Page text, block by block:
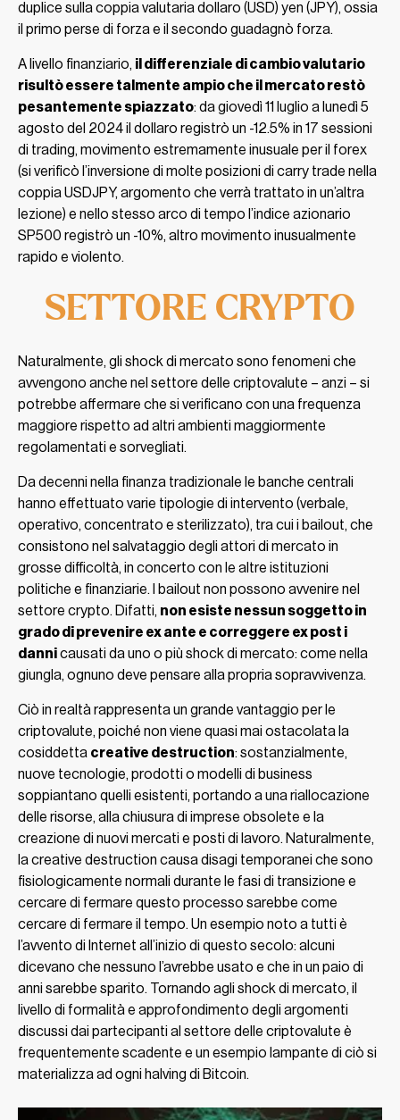
duplice sulla coppia valutaria dollaro (USD) yen (JPY), ossia
il primo perse di forza e il secondo guadagnò forza.
A livello finanziario, il differenziale di cambio valutario
risultò essere talmente ampio che il mercato restò
pesantemente spiazzato: da giovedì 11 luglio a lunedì 5
agosto del 2024 il dollaro registrò un -12.5% in 17 sessioni
di trading, movimento estremamente inusuale per il forex
(si verificò l’inversione di molte posizioni di carry trade nella
coppia USDJPY, argomento che verrà trattato in un’altra
lezione) e nello stesso arco di tempo l’indice azionario
SP500 registrò un -10%, altro movimento inusualmente
rapido e violento.
SETTORE CRYPTO
Naturalmente, gli shock di mercato sono fenomeni che
avvengono anche nel settore delle criptovalute – anzi – si
potrebbe affermare che si verificano con una frequenza
maggiore rispetto ad altri ambienti maggiormente
regolamentati e sorvegliati.
Da decenni nella finanza tradizionale le banche centrali
hanno effettuato varie tipologie di intervento (verbale,
operativo, concentrato e sterilizzato), tra cui i bailout, che
consistono nel salvataggio degli attori di mercato in
grosse difficoltà, in concerto con le altre istituzioni
politiche e finanziarie. I bailout non possono avvenire nel
settore crypto. Difatti, non esiste nessun soggetto in
grado di prevenire ex ante e correggere ex post i
dannicausati da uno o più shock di mercato: come nella
giungla, ognuno deve pensare alla propria sopravvivenza.
Ciò in realtà rappresenta un grande vantaggio per le
criptovalute, poiché non viene quasi mai ostacolata la
cosiddetta creative destruction: sostanzialmente,
nuove tecnologie, prodotti o modelli di business
soppiantano quelli esistenti, portando a una riallocazione
delle risorse, alla chiusura di imprese obsolete e la
creazione di nuovi mercati e posti di lavoro. Naturalmente,
la creative destruction causa disagi temporanei che sono
fisiologicamente normali durante le fasi di transizione e
cercare di fermare questo processo sarebbe come
cercare di fermare il tempo. Un esempio noto a tutti è
l’avvento di Internet all’inizio di questo secolo: alcuni
dicevano che nessuno l’avrebbe usato e che in un paio di
anni sarebbe sparito. Tornando agli shock di mercato, il
livello di formalità e approfondimento degli argomenti
discussi dai partecipanti al settore delle criptovalute è
frequentemente scadente e un esempio lampante di ciò si
materializza ad ogni halving di Bitcoin.